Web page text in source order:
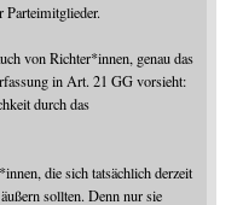
Parteimitglieder.
von Richter*innen, genau das
in Art. 21 GG vorsieht:
durch das
die sich tatsächlich derzeit
sollten. Denn nur sie